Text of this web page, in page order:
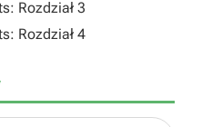
Rozdział 3
Rozdział 4